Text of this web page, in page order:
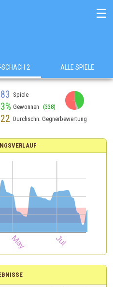
☰
SCHACH 2 ALLE SPIELE
Spiele
Gewonnen (338)
Durchschn. Gegnerbewertung